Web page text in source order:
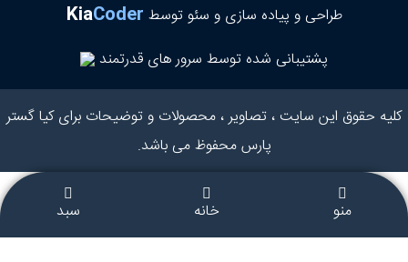
طراحی و پیاده سازی و سئو توسط KiaCoder
پشتیبانی شده توسط سرور های قدرتمند
کلیه حقوق این سایت ، تصاویر ، محصولات و توضیحات برای کیا گستر
پارس محفوظ می باشد.
منو خانه سبد